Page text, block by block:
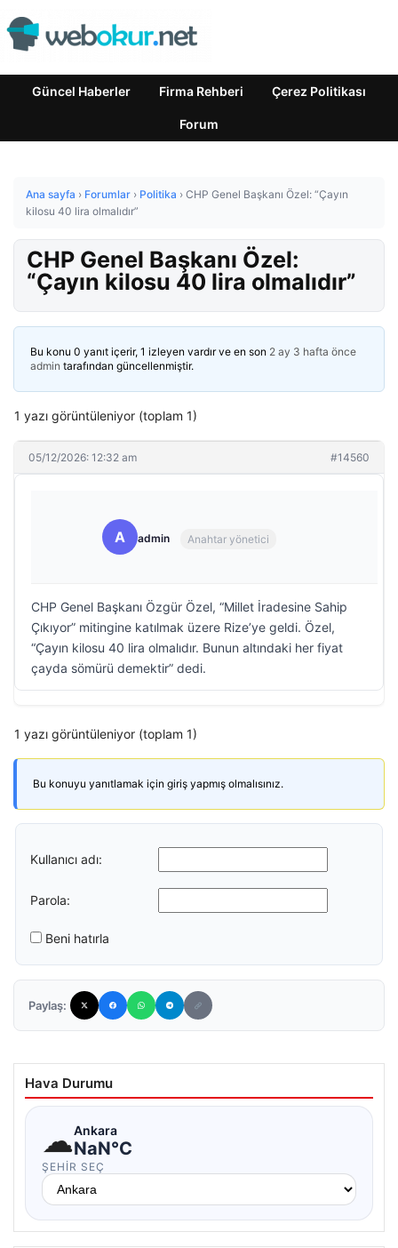
Güncel Haberler Firma Rehberi Çerez Politikası
Forum
Ana sayfa › Forumlar › Politika › CHP Genel Başkanı Özel: “Çayın
kilosu 40 lira olmalıdır”
CHP Genel Başkanı Özel:
“Çayın kilosu 40 lira olmalıdır”
Bu konu 0 yanıt içerir, 1 izleyen vardır ve en son 2 ay 3 hafta önce
admin tarafından güncellenmiştir.
1 yazı görüntüleniyor (toplam 1)
05/12/2026: 12:32 am #14560
A admin Anahtar yönetici
CHP Genel Başkanı Özgür Özel, “Millet İradesine Sahip
Çıkıyor” mitingine katılmak üzere Rize’ye geldi. Özel,
“Çayın kilosu 40 lira olmalıdır. Bunun altındaki her fiyat
çayda sömürü demektir” dedi.
1 yazı görüntüleniyor (toplam 1)
Bu konuyu yanıtlamak için giriş yapmış olmalısınız.
Kullanıcı adı:
Parola:
Beni hatırla
Paylaş:
Hava Durumu
☁Ankara
NaN°C
ŞEHIR SEÇ